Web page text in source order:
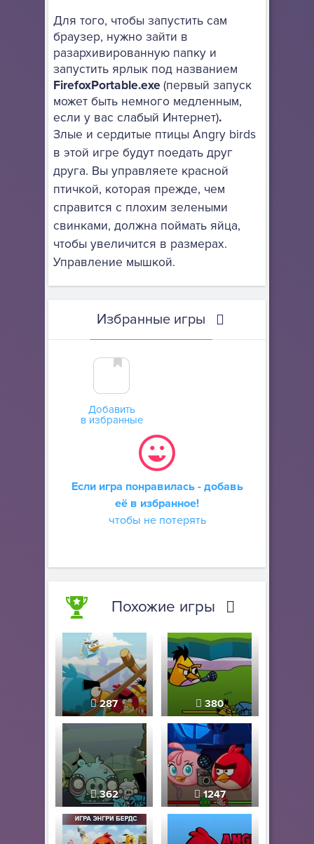
Для того, чтобы запустить сам
браузер, нужно зайти в
разархивированную папку и
запустить ярлык под названием
FirefoxPortable.exe(первый запуск
может быть немного медленным,
если у вас слабый Интернет).
Злые и сердитые птицы Angry birds
в этой игре будут поедать друг
друга. Вы управляете красной
птичкой, которая прежде, чем
справится с плохим зелеными
свинками, должна поймать яйца,
чтобы увеличится в размерах.
Управление мышкой.
Избранные игры
Добавить
в избранные
Если игра понравилась - добавь
её в избранное!
чтобы не потерять
Похожие игры
287 380
362 1247